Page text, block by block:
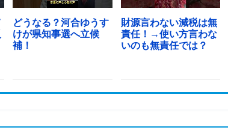
どうなる？河合ゆうす
けが県知事選へ立候
補！
財源言わない減税は無
責任！→使い方言わな
いのも無責任では？